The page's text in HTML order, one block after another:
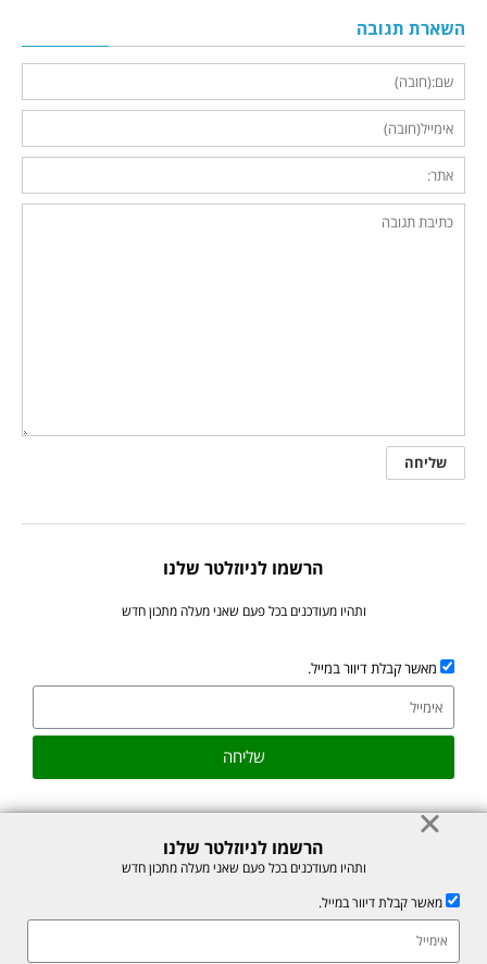
השארת תגובה
הרשמו לניוזלטר שלנו
ותהיו מעודכנים בכל פעם שאני מעלה מתכון חדש
מאשר קבלת דיוור במייל.
שליחה
© כל הזכויות לתוכן באתר שמורות למיכל רוזנבך 2026. אין להעתיק או לשכפל
ללא רשות בכתב.
אתר זה מוגן על ידי reCAPTCHA של חברת Google, לצפייה ב-
מדיניות
הפרטיות
הרשמו לניוזלטר שלנו
ותהיו מעודכנים בכל פעם שאני מעלה מתכון חדש
מאשר קבלת דיוור במייל.